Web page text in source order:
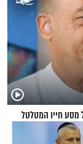
מסע חייו המטלטל